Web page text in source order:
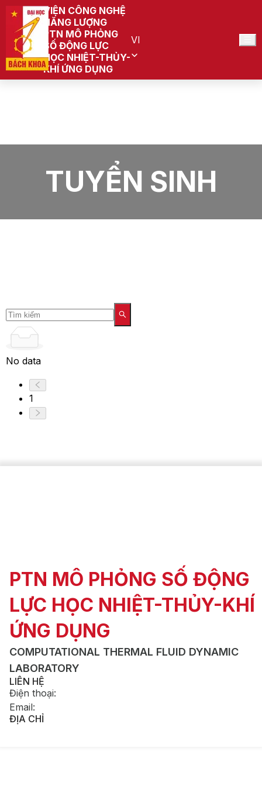
VIỆN CÔNG NGHỆ
NĂNG LƯỢNG
PTN MÔ PHỎNG
SỐ ĐỘNG LỰC
HỌC NHIỆT-THỦY-
KHÍ ỨNG DỤNG
VI
TUYỂN SINH
No data
1
PTN MÔ PHỎNG SỐ ĐỘNG
LỰC HỌC NHIỆT-THỦY-KHÍ
ỨNG DỤNG
COMPUTATIONAL THERMAL FLUID DYNAMIC
LABORATORY
LIÊN HỆ
Điện thoại:
Email:
ĐỊA CHỈ